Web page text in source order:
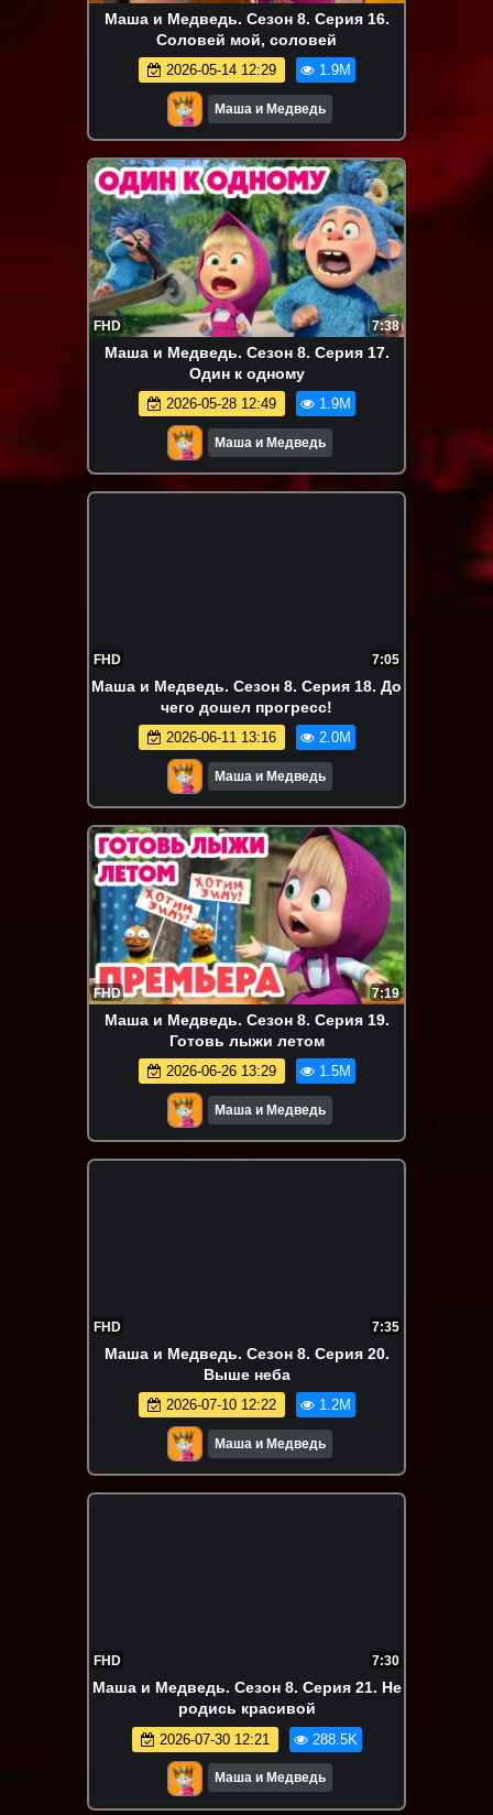
Маша и Медведь. Сезон 8. Серия 16.
Соловей мой, соловей
2026-05-14 12:29 1.9M
Маша и Медведь
FHD 7:38
Маша и Медведь. Сезон 8. Серия 17.
Один к одному
2026-05-28 12:49 1.9M
Маша и Медведь
FHD 7:05
Маша и Медведь. Сезон 8. Серия 18. До
чего дошел прогресс!
2026-06-11 13:16 2.0M
Маша и Медведь
FHD 7:19
Маша и Медведь. Сезон 8. Серия 19.
Готовь лыжи летом
2026-06-26 13:29 1.5M
Маша и Медведь
FHD 7:35
Маша и Медведь. Сезон 8. Серия 20.
Выше неба
2026-07-10 12:22 1.2M
Маша и Медведь
FHD 7:30
Маша и Медведь. Сезон 8. Серия 21. Не
родись красивой
2026-07-30 12:21 288.5K
Маша и Медведь